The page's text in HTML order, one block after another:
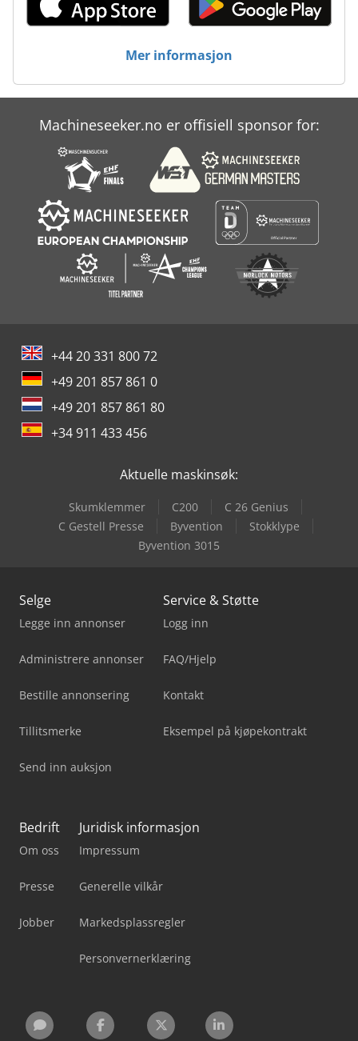
Mer informasjon
Machineseeker.no er offisiell sponsor for:
+44 20 331 800 72
+49 201 857 861 0
+49 201 857 861 80
+34 911 433 456
Aktuelle maskinsøk:
Skumklemmer C200
C 26 Genius
C Gestell Presse
Byvention
Stokklype
Byvention 3015
Selge
Legge inn annonser
Administrere annonser
Bestille annonsering
Tillitsmerke
Send inn auksjon
Service & Støtte
Logg inn
FAQ/Hjelp
Kontakt
Eksempel på kjøpekontrakt
Bedrift
Om oss
Presse
Jobber
Juridisk informasjon
Impressum
Generelle vilkår
Markedsplassregler
Personvernerklæring